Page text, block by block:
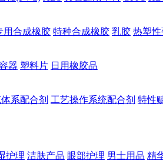
用合成橡胶 特种合成橡胶 乳胶 热塑
器 塑料片 日用橡胶品
系配合剂 工艺操作系统配合剂 特性
护理 洁肤产品 眼部护理 男士用品 精